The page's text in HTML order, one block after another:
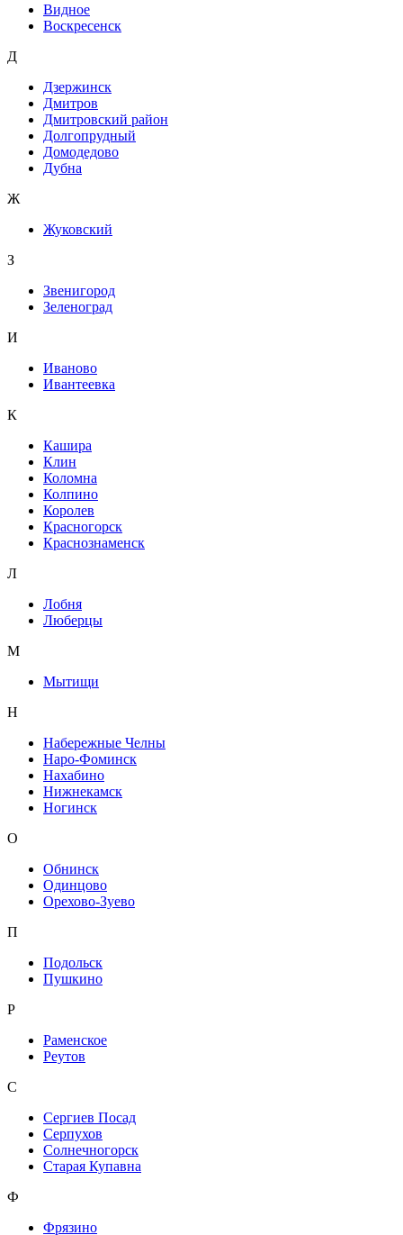
Видное
Воскресенск
Д
Дзержинск
Дмитров
Дмитровский район
Долгопрудный
Домодедово
Дубна
Ж
Жуковский
З
Звенигород
Зеленоград
И
Иваново
Ивантеевка
К
Кашира
Клин
Коломна
Колпино
Королев
Красногорск
Краснознаменск
Л
Лобня
Люберцы
М
Мытищи
Н
Набережные Челны
Наро-Фоминск
Нахабино
Нижнекамск
Ногинск
О
Обнинск
Одинцово
Орехово-Зуево
П
Подольск
Пушкино
Р
Раменское
Реутов
С
Сергиев Посад
Серпухов
Солнечногорск
Старая Купавна
Ф
Фрязино